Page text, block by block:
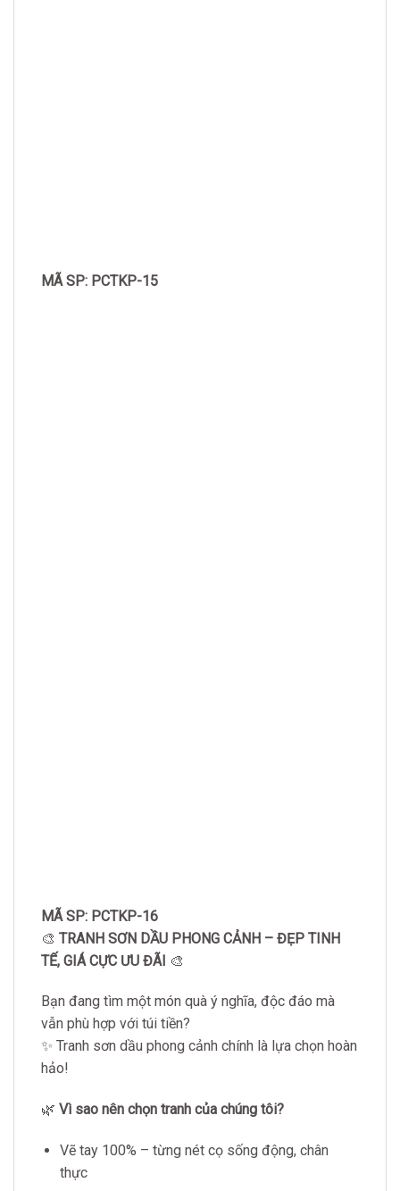
MÃ SP: PCTKP-15
MÃ SP: PCTKP-16
🎨 TRANH SƠN DẦU PHONG CẢNH – ĐẸP TINH
TẾ, GIÁ CỰC ƯU ĐÃI 🎨
Bạn đang tìm một món quà ý nghĩa, độc đáo mà
vẫn phù hợp với túi tiền?
✨ Tranh sơn dầu phong cảnh chính là lựa chọn hoàn
hảo!
🌿 Vì sao nên chọn tranh của chúng tôi?
Vẽ tay 100% – từng nét cọ sống động, chân
thực